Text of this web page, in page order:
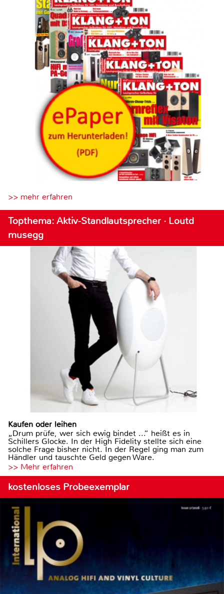
>> mehr erfahren
Topthema: Aktiv-Standlautsprecher · Loutd
musegg
Kaufen oder leihen
„Drum prüfe, wer sich ewig bindet ...“ heißt es in
Schillers Glocke. In der High Fidelity stellte sich eine
solche Frage bisher nicht. In der Regel ging man zum
Händler und tauschte Geld gegen Ware.
>> Mehr erfahren
kostenloses Probeexemplar